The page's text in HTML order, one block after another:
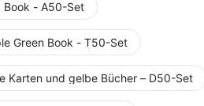
Book - A50-Set
Green Book - T50-Set
Karten und gelbe Bücher – D50-Set